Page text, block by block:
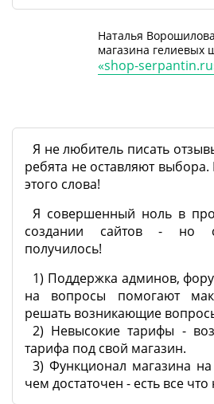
Наталья
магазина гелиевых
«shop-
Я не любитель писать
ребята не оставляют
этого слова!
Я совершенный ноль в
создании сайтов - но
получилось!
1) Поддержка админов,
на вопросы помогают
решать возникающие
2) Невысокие тарифы -
тарифа под свой магазин.
3) Функционал магазина
чем достаточен - есть все